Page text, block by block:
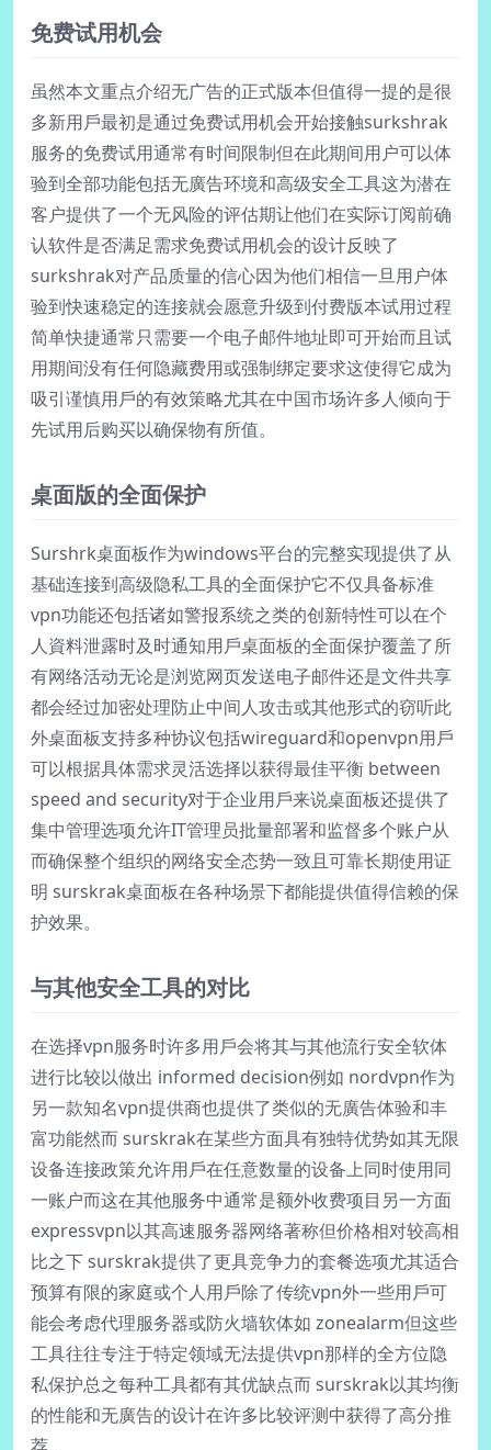
免费试用机会
虽然本文重点介绍无广告的正式版本但值得一提的是很
多新用戶最初是通过免费试用机会开始接触surkshrak
服务的免费试用通常有时间限制但在此期间用户可以体
验到全部功能包括无廣告环境和高级安全工具这为潜在
客户提供了一个无风险的评估期让他们在实际订阅前确
认软件是否满足需求免费试用机会的设计反映了
surkshrak对产品质量的信心因为他们相信一旦用户体
验到快速稳定的连接就会愿意升级到付费版本试用过程
简单快捷通常只需要一个电子邮件地址即可开始而且试
用期间没有任何隐藏费用或强制绑定要求这使得它成为
吸引谨慎用戶的有效策略尤其在中国市场许多人倾向于
先试用后购买以确保物有所值。
桌面版的全面保护
Surshrk桌面板作为windows平台的完整实现提供了从
基础连接到高级隐私工具的全面保护它不仅具备标准
vpn功能还包括诸如警报系统之类的创新特性可以在个
人資料泄露时及时通知用戶桌面板的全面保护覆盖了所
有网络活动无论是浏览网页发送电子邮件还是文件共享
都会经过加密处理防止中间人攻击或其他形式的窃听此
外桌面板支持多种协议包括wireguard和openvpn用戶
可以根据具体需求灵活选择以获得最佳平衡 between
speed and security对于企业用戶来说桌面板还提供了
集中管理选项允许IT管理员批量部署和监督多个账户从
而确保整个组织的网络安全态势一致且可靠长期使用证
明 surskrak桌面板在各种场景下都能提供值得信赖的保
护效果。
与其他安全工具的对比
在选择vpn服务时许多用戶会将其与其他流行安全软体
进行比较以做出 informed decision例如 nordvpn作为
另一款知名vpn提供商也提供了类似的无廣告体验和丰
富功能然而 surskrak在某些方面具有独特优势如其无限
设备连接政策允许用戶在任意数量的设备上同时使用同
一账户而这在其他服务中通常是额外收费项目另一方面
expressvpn以其高速服务器网络著称但价格相对较高相
比之下 surskrak提供了更具竞争力的套餐选项尤其适合
预算有限的家庭或个人用戶除了传统vpn外一些用戶可
能会考虑代理服务器或防火墙软体如 zonealarm但这些
工具往往专注于特定领域无法提供vpn那样的全方位隐
私保护总之每种工具都有其优缺点而 surskrak以其均衡
的性能和无廣告的设计在许多比较评测中获得了高分推